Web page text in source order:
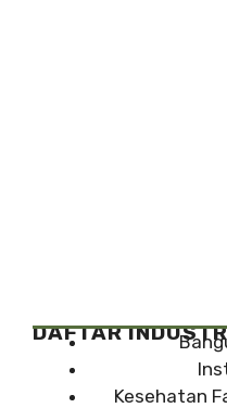
DAFTAR
Kesehatan